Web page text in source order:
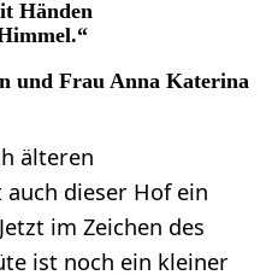
Händen
und Frau Anna Katerina
älteren
dieser Hof ein
im Zeichen des
ist noch ein kleiner